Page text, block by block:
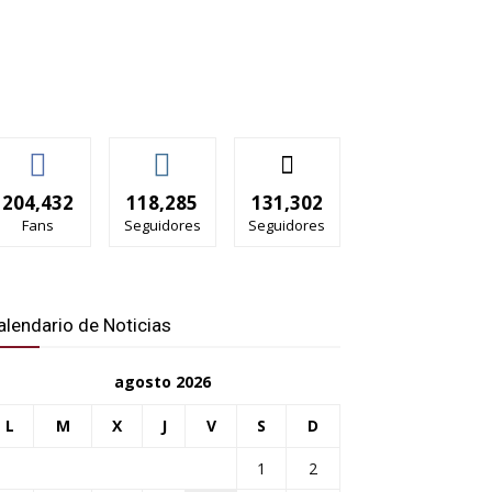
204,432
Fans
118,285
Seguidores
131,302
Seguidores
de Noticias
agosto 2026
L M X J V S D
1 2